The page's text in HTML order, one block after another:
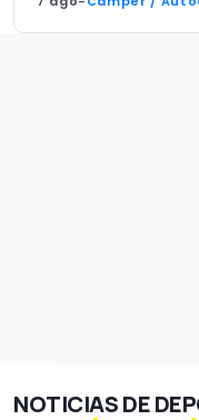
NOTICIAS DE